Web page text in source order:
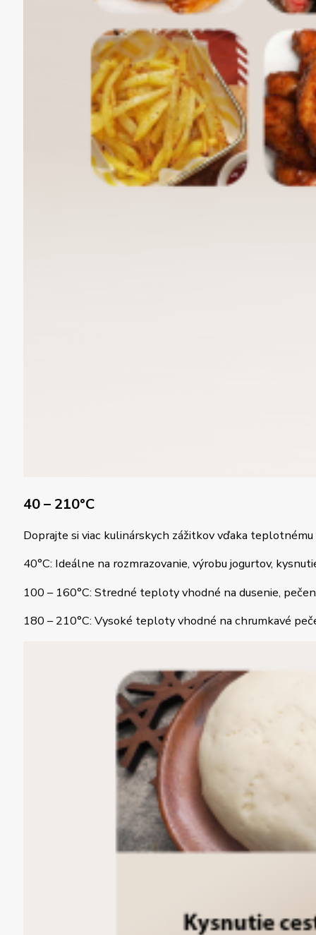
40 – 210°C
Doprajte si viac kulinárskych zážitkov vďaka
40°C: Ideálne na rozmrazovanie, výrobu jogurtov,
100 – 160°C: Stredné teploty vhodné na dusenie,
180 – 210°C: Vysoké teploty vhodné na chrumkavé